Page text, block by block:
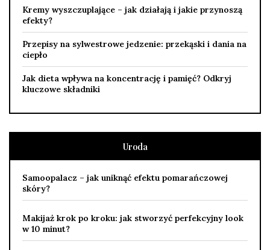
Kremy wyszczuplające – jak działają i jakie przynoszą
efekty?
Przepisy na sylwestrowe jedzenie: przekąski i dania na
ciepło
Jak dieta wpływa na koncentrację i pamięć? Odkryj
kluczowe składniki
Uroda
Samoopalacz – jak uniknąć efektu pomarańczowej
skóry?
Makijaż krok po kroku: jak stworzyć perfekcyjny look
w 10 minut?